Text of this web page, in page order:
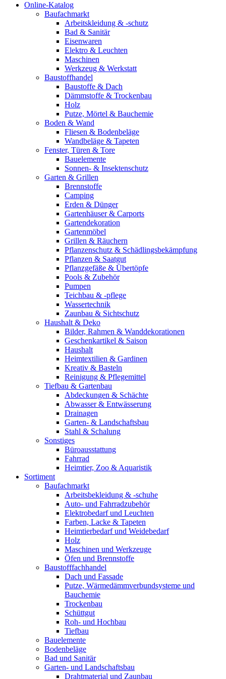
Online-Katalog
Baufachmarkt
Arbeitskleidung & -schutz
Bad & Sanitär
Eisenwaren
Elektro & Leuchten
Maschinen
Werkzeug & Werkstatt
Baustoffhandel
Baustoffe & Dach
Dämmstoffe & Trockenbau
Holz
Putze, Mörtel & Bauchemie
Boden & Wand
Fliesen & Bodenbeläge
Wandbeläge & Tapeten
Fenster, Türen & Tore
Bauelemente
Sonnen- & Insektenschutz
Garten & Grillen
Brennstoffe
Camping
Erden & Dünger
Gartenhäuser & Carports
Gartendekoration
Gartenmöbel
Grillen & Räuchern
Pflanzenschutz & Schädlingsbekämpfung
Pflanzen & Saatgut
Pflanzgefäße & Übertöpfe
Pools & Zubehör
Pumpen
Teichbau & -pflege
Wassertechnik
Zaunbau & Sichtschutz
Haushalt & Deko
Bilder, Rahmen & Wanddekorationen
Geschenkartikel & Saison
Haushalt
Heimtextilien & Gardinen
Kreativ & Basteln
Reinigung & Pflegemittel
Tiefbau & Gartenbau
Abdeckungen & Schächte
Abwasser & Entwässerung
Drainagen
Garten- & Landschaftsbau
Stahl & Schalung
Sonstiges
Büroausstattung
Fahrrad
Heimtier, Zoo & Aquaristik
Sortiment
Baufachmarkt
Arbeitsbekleidung & -schuhe
Auto- und Fahrradzubehör
Elektrobedarf und Leuchten
Farben, Lacke & Tapeten
Heimtierbedarf und Weidebedarf
Holz
Maschinen und Werkzeuge
Öfen und Brennstoffe
Baustofffachhandel
Dach und Fassade
Putze, Wärmedämmverbundsysteme und
Bauchemie
Trockenbau
Schüttgut
Roh- und Hochbau
Tiefbau
Bauelemente
Bodenbeläge
Bad und Sanitär
Garten- und Landschaftsbau
Drahtmaterial und Zaunbau